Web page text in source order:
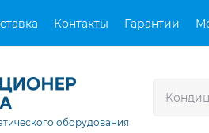
Контакты Гарантии
оборудования